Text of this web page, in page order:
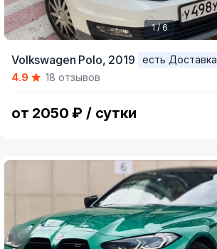
of
1 / 6
Volkswagen Polo, 2019
есть Доставка
4.9
18 отзывов
от 2050 ₽ / сутки